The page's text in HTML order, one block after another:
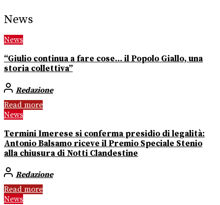
News
News
“Giulio continua a fare cose… il Popolo Giallo, una
storia collettiva”
Redazione
Read more
News
Termini Imerese si conferma presidio di legalità:
Antonio Balsamo riceve il Premio Speciale Stenio
alla chiusura di Notti Clandestine
Redazione
Read more
News